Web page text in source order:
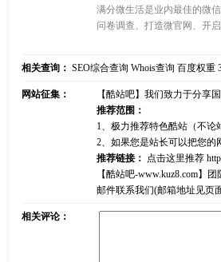
满分微生活是业内最佳的微
问卷调查、打造微官网、开
相关查询： SEO综合查询 Whois查询 百度权重
网站征集：
【酷站吧】我们致力于分享
推荐范围：
1、极力推荐特色酷站（不
2、如果您是站长可以把您
推荐链接： 点击这里推荐
【酷站吧-www.kuz8.com】
邮件联系我们(邮箱地址见页
相关评论：